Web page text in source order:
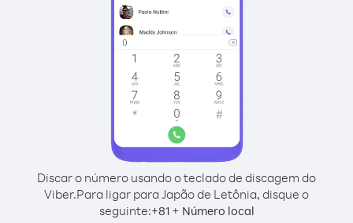
Discar o número usando o teclado de discagem do
Viber.Para ligar para Japão de Letônia, disque o
seguinte:+81+ Número local